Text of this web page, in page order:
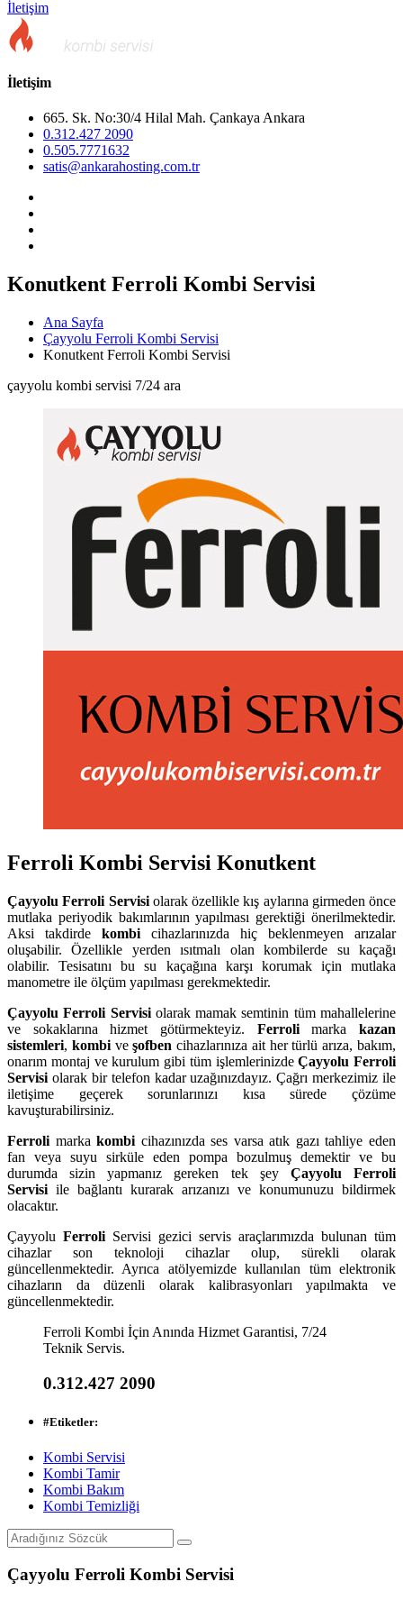
İletişim
İletişim
665. Sk. No:30/4 Hilal Mah. Çankaya Ankara
0.312.427 2090
0.505.7771632
satis@ankarahosting.com.tr
Konutkent Ferroli Kombi Servisi
Ana Sayfa
Çayyolu Ferroli Kombi Servisi
Konutkent Ferroli Kombi Servisi
çayyolu kombi servisi 7/24 ara
Ferroli Kombi Servisi Konutkent
ÇayyoluFerroli Servisi olarak özellikle kış aylarına girmeden önce
mutlaka periyodik bakımlarının yapılması gerektiği önerilmektedir.
Aksi takdirde kombi cihazlarınızda hiç beklenmeyen arızalar
oluşabilir. Özellikle yerden ısıtmalı olan kombilerde su kaçağı
olabilir. Tesisatını bu su kaçağına karşı korumak için mutlaka
manometre ile ölçüm yapılması gerekmektedir.
ÇayyoluFerroli Servisi olarak mamak semtinin tüm mahallelerine
ve sokaklarına hizmet götürmekteyiz. Ferrolimarkakazan
sistemleri, kombi veşofben cihazlarınıza ait her türlü arıza, bakım,
onarım montaj ve kurulum gibi tüm işlemlerinizdeÇayyolu Ferroli
Servisi olarak bir telefon kadar uzağınızdayız. Çağrı merkezimiz ile
iletişime geçerek sorunlarınızı kısa sürede çözüme
kavuşturabilirsiniz.
Ferroli markakombi cihazınızda ses varsa atık gazı tahliye eden
fan veya suyu sirküle eden pompa bozulmuş demektir ve bu
durumda sizin yapmanız gereken tek şey Çayyolu Ferroli
Servisi ile bağlantı kurarak arızanızı ve konumunuzu bildirmek
olacaktır.
Çayyolu Ferroli Servisi gezici servis araçlarımızda bulunan tüm
cihazlar son teknoloji cihazlar olup, sürekli olarak
güncellenmektedir. Ayrıca atölyemizde kullanılan tüm elektronik
cihazların da düzenli olarak kalibrasyonları yapılmakta ve
güncellenmektedir.
Ferroli Kombi İçin Anında Hizmet Garantisi, 7/24
Teknik Servis.
0.312.427 2090
#Etiketler:
Kombi Servisi
Kombi Tamir
Kombi Bakım
Kombi Temizliği
Çayyolu Ferroli Kombi Servisi